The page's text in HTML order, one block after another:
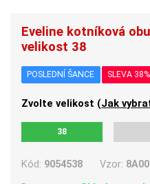
Eveline kotníková
velikost 38
POSLEDNÍ ŠANCE SLEVA 38%
Zvolte velikost (Jak
38
Kód: 9054538 Vzor: